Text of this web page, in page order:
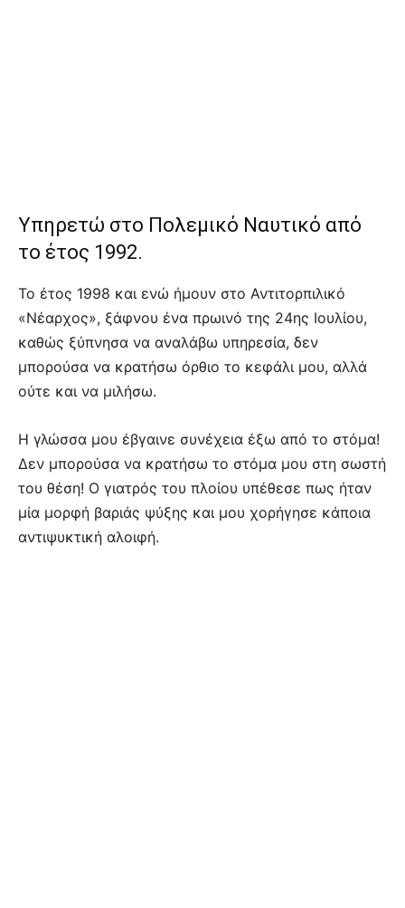
Υπηρετώ στο Πολεμικό Ναυτικό από
το έτος 1992.
Το έτος 1998 και ενώ ήμουν στο Αντιτορπιλικό
«Νέαρχος», ξάφνου ένα πρωινό της 24ης Ιουλίου,
καθώς ξύπνησα να αναλάβω υπηρεσία, δεν
μπορούσα να κρατήσω όρθιο το κεφάλι μου, αλλά
ούτε και να μιλήσω.
Η γλώσσα μου έβγαινε συνέχεια έξω από το στόμα!
Δεν μπορούσα να κρατήσω το στόμα μου στη σωστή
του θέση! Ο γιατρός του πλοίου υπέθεσε πως ήταν
μία μορφή βαριάς ψύξης και μου χορήγησε κάποια
αντιψυκτική αλοιφή.